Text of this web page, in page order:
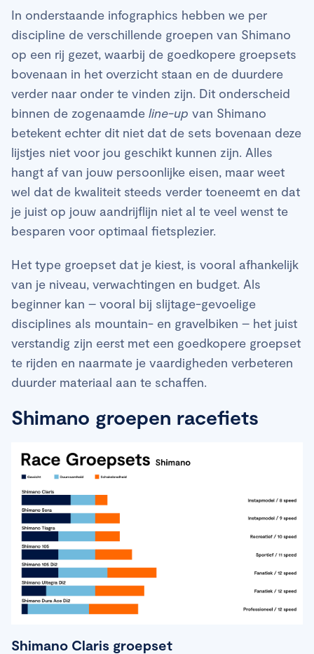
In onderstaande infographics hebben we per
discipline de verschillende groepen van Shimano
op een rij gezet, waarbij de goedkopere groepsets
bovenaan in het overzicht staan en de duurdere
verder naar onder te vinden zijn. Dit onderscheid
binnen de zogenaamde line-up van Shimano
betekent echter dit niet dat de sets bovenaan deze
lijstjes niet voor jou geschikt kunnen zijn. Alles
hangt af van jouw persoonlijke eisen, maar weet
wel dat de kwaliteit steeds verder toeneemt en dat
je juist op jouw aandrijflijn niet al te veel wenst te
besparen voor optimaal fietsplezier.
Het type groepset dat je kiest, is vooral afhankelijk
van je niveau, verwachtingen en budget. Als
beginner kan – vooral bij slijtage-gevoelige
disciplines als mountain- en gravelbiken – het juist
verstandig zijn eerst met een goedkopere groepset
te rijden en naarmate je vaardigheden verbeteren
duurder materiaal aan te schaffen.
Shimano groepen racefiets
Shimano Claris groepset